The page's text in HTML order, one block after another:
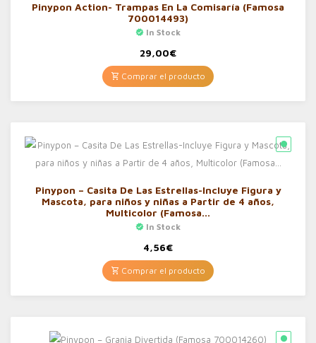
Pinypon Action- Trampas En La Comisaría (Famosa
700014493)
In Stock
29,00€
Comprar el producto
Pinypon – Casita De Las Estrellas-Incluye Figura y
Mascota, para niños y niñas a Partir de 4 años,
Multicolor (Famosa…
In Stock
4,56€
Comprar el producto